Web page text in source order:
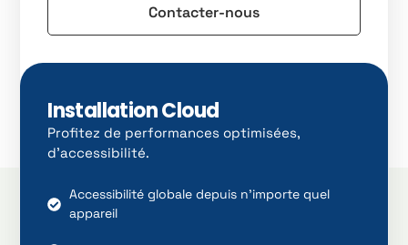
Contacter-nous
Installation Cloud
Profitez de performances optimisées,
d’accessibilité.
Accessibilité globale depuis n'importe quel
appareil